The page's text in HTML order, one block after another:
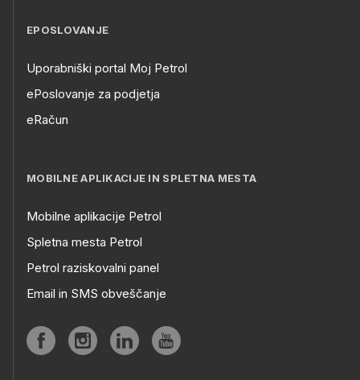
EPOSLOVANJE
Uporabniški portal Moj Petrol
ePoslovanje za podjetja
eRačun
MOBILNE APLIKACIJE IN SPLETNA MESTA
Mobilne aplikacije Petrol
Spletna mesta Petrol
Petrol raziskovalni panel
Email in SMS obveščanje